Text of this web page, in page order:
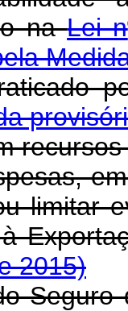
naLei n
recursos
limitar
à
2015)
Seguro